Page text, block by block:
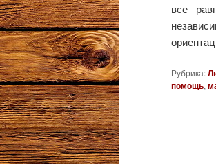
все
Рубрика:
помощь,